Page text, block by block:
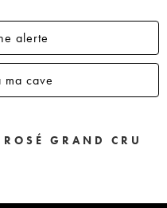
alerte
ma cave
GRAND CRU